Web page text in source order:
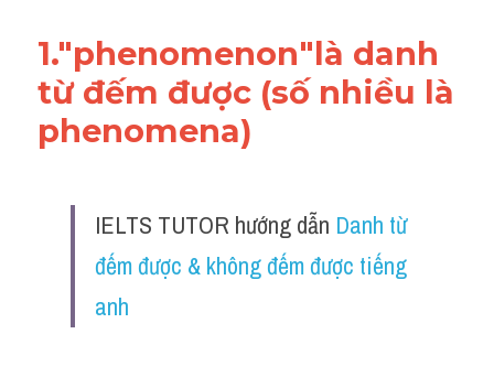
1."phenomenon"là danh
từ đếm được (số nhiều là
phenomena)
IELTS TUTOR hướng dẫn Danh từ
đếm được & không đếm được tiếng
anh